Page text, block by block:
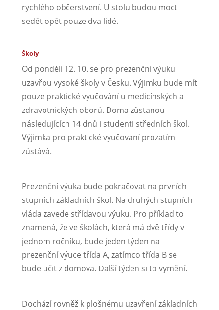
rychlého občerstvení. U stolu budou moct
sedět opět pouze dva lidé.
Školy
Od pondělí 12. 10. se pro prezenční výuku
uzavřou vysoké školy v Česku. Výjimku bude mít
pouze praktické vyučování u medicínských a
zdravotnických oborů. Doma zůstanou
následujících 14 dnů i studenti středních škol.
Výjimka pro praktické vyučování prozatím
zůstává.
Prezenční výuka bude pokračovat na prvních
stupních základních škol. Na druhých stupních
vláda zavede střídavou výuku. Pro příklad to
znamená, že ve školách, která má dvě třídy v
jednom ročníku, bude jeden týden na
prezenční výuce třída A, zatímco třída B se
bude učit z domova. Další týden si to vymění.
Dochází rovněž k plošnému uzavření základních